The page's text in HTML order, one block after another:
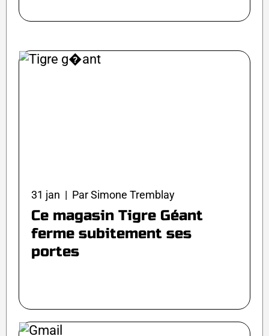
31 jan | Par Simone Tremblay
Ce magasin Tigre Géant
ferme subitement ses
portes